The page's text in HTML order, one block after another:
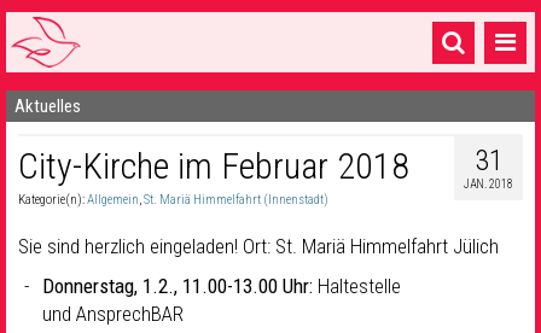
Startseite
1 Pfarrei
16 Gemeinden & mehr
Gottesdienste & Sinnsuche
Sakramente & Feste
Aktuelles
31
JAN. 2018
City-Kirche im Februar 2018
Kategorie(n):Allgemein,St. Mariä Himmelfahrt (Innenstadt)
Sie sind herzlich eingeladen! Ort: St. Mariä Himmelfahrt Jülich
Donnerstag, 1.2., 11.00-13.00 Uhr: Haltestelle
und AnsprechBAR